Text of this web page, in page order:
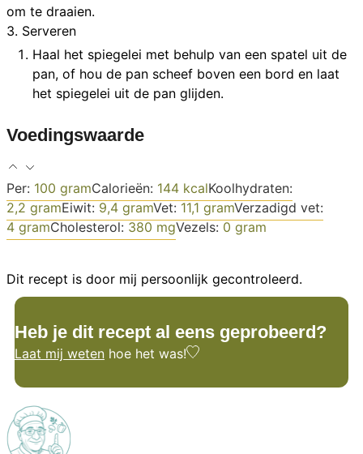
om te draaien.
3. Serveren
Haal het spiegelei met behulp van een spatel uit de
pan, of hou de pan scheef boven een bord en laat
het spiegelei uit de pan glijden.
Voedingswaarde
Per: 100 gramCalorieën: 144 kcalKoolhydraten:
2,2 gramEiwit: 9,4 gramVet: 11,1 gramVerzadigd vet:
4 gramCholesterol: 380 mgVezels: 0 gram
Dit recept is door mij persoonlijk gecontroleerd.
Heb je dit recept al eens geprobeerd?
Laat mij weten hoe het was!